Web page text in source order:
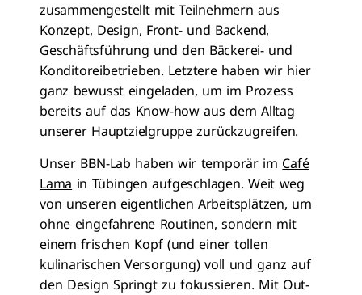
zusammengestellt mit Teilnehmern aus
Konzept, Design, Front- und Backend,
Geschäftsführung und den Bäckerei- und
Konditoreibetrieben. Letztere haben wir hier
ganz bewusst eingeladen, um im Prozess
bereits auf das Know-how aus dem Alltag
unserer Hauptzielgruppe zurückzugreifen.
Unser BBN-Lab haben wir temporär im Café
Lama in Tübingen aufgeschlagen. Weit weg
von unseren eigentlichen Arbeitsplätzen, um
ohne eingefahrene Routinen, sondern mit
einem frischen Kopf (und einer tollen
kulinarischen Versorgung) voll und ganz auf
den Design Springt zu fokussieren. Mit Out-